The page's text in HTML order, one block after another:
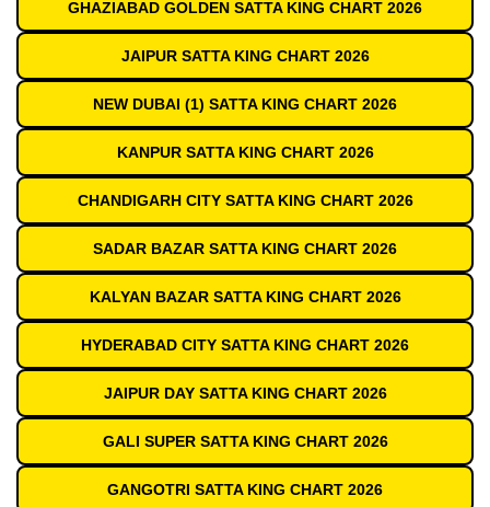
GHAZIABAD GOLDEN SATTA KING CHART 2026
JAIPUR SATTA KING CHART 2026
NEW DUBAI (1) SATTA KING CHART 2026
KANPUR SATTA KING CHART 2026
CHANDIGARH CITY SATTA KING CHART 2026
SADAR BAZAR SATTA KING CHART 2026
KALYAN BAZAR SATTA KING CHART 2026
HYDERABAD CITY SATTA KING CHART 2026
JAIPUR DAY SATTA KING CHART 2026
GALI SUPER SATTA KING CHART 2026
GANGOTRI SATTA KING CHART 2026